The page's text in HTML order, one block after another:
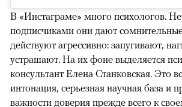
В «Инстаграме» много психологов.
подписчиками они дают
действуют агрессивно: запугивают,
устрашают. На их фоне выделяется
консультант Елена Станковская. Это
интонация, серьезная научная база и
важности доверия прежде всего к